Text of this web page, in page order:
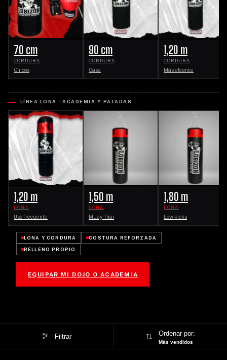
70 cm
CORDURA
Chicos
90 cm
CORDURA
Casa
1,20 m
CORDURA
Más alcance
LÍNEA LONA · ACADEMIA Y PATADAS
1,20 m
LONA
Uso frecuente
1,50 m
LONA
Muay Thai
1,80 m
LONA
Low kicks
LONA Y CORDURA COSTURA REFORZADA
RELLENO PROPIO
EQUIPAR MI DOJO O ACADEMIA
Filtrar Ordenar por:
Más vendidos